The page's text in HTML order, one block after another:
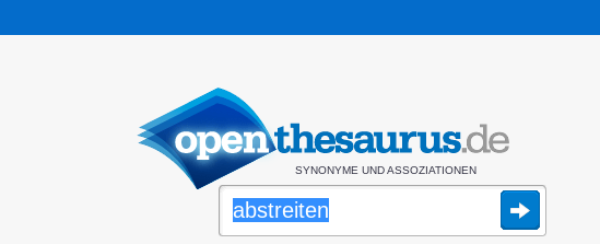
SYNONYME UND ASSOZIATIONEN